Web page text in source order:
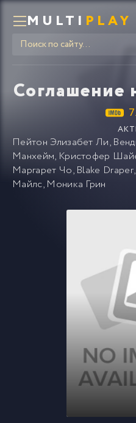
MULTI PLAY
Соглашение
Пейтон Элизабет Ли,
Манхейм, Кристофер
Маргарет Чо, Blake Draper,
Майлс, Моника Грин